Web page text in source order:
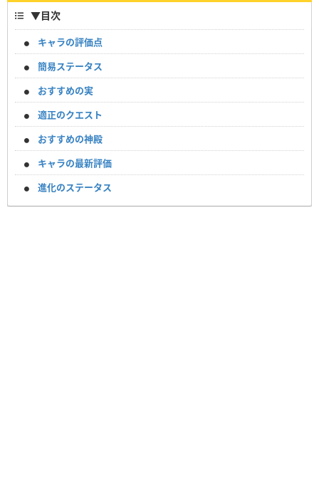
▼目次
キャラの評価点
簡易ステータス
おすすめの実
適正のクエスト
おすすめの神殿
キャラの最新評価
進化のステータス